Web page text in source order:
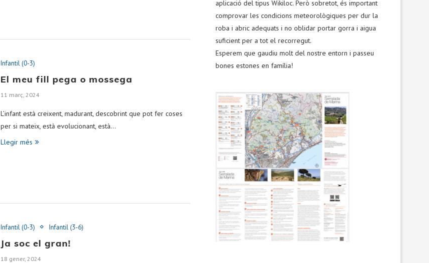
Infantil (0-3)
El meu fill pega o mossega
11 març, 2024
L’infant està creixent, madurant, descobrint que pot fer coses
per si mateix, està evolucionant, està…
Llegir més
Infantil (0-3) Infantil (3-6)
Ja soc el gran!
18 gener, 2024
aplicació del tipus Wikiloc. Però sobretot, és important
comprovar les condicions meteorològiques per dur la
roba i abric adequats i no oblidar portar gorra i aigua
suficient per a tot el recorregut.
Esperem que gaudiu molt del nostre entorn i passeu
bones estones en família!